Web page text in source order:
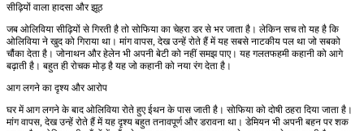
सीढ़ियों वाला हादसा और झूठ
जब ओलिविया सीढ़ियों से गिरती है तो सोफिया का चेहरा डर से भर जाता है। लेकिन सच तो यह है कि
ओलिविया ने खुद को गिराया था। मांग वापस, देख उन्हें रोते हैं में यह सबसे नाटकीय पल था जो सबको
चौंका देता है। जोनाथन और हेलेन भी अपनी बेटी को नहीं समझ पाए। यह गलतफहमी कहानी को आगे
बढ़ाती है। बहुत ही रोचक मोड़ है यह जो कहानी को नया रंग देता है।
आग लगने का दृश्य और आरोप
घर में आग लगने के बाद ओलिविया रोते हुए ईथन के पास जाती है। सोफिया को दोषी ठहरा दिया जाता है।
मांग वापस, देख उन्हें रोते हैं में यह दृश्य बहुत तनावपूर्ण और डरावना था। डेमियन भी अपनी बहन पर शक